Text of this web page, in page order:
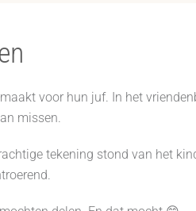
voor hun juf. In het
missen.
tekening stond van het